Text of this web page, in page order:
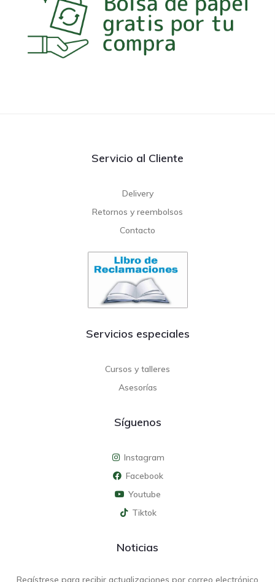
Servicio al Cliente
Delivery
Retornos y reembolsos
Contacto
Servicios especiales
Cursos y talleres
Asesorías
Síguenos
Instagram
Facebook
Youtube
Tiktok
Noticias
Regístrese para recibir actualizaciones por correo electrónico